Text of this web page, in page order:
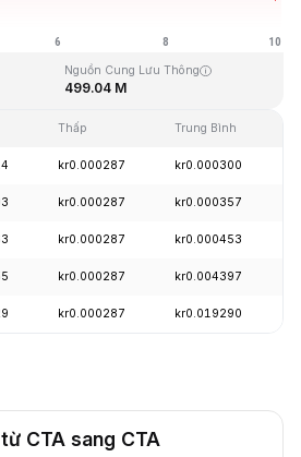
Nguồn Cung Lưu Thông
499.04 M
Thấp Trung Bình
kr0.000287 kr0.000300
kr0.000287 kr0.000357
kr0.000287 kr0.000453
kr0.000287 kr0.004397
kr0.000287 kr0.019290
CTA sang CTA